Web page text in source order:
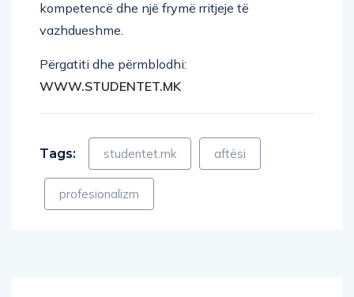
vazhdueshme.
WWW.STUDENTET.MK
studentet.mk aftësi
profesionalizm